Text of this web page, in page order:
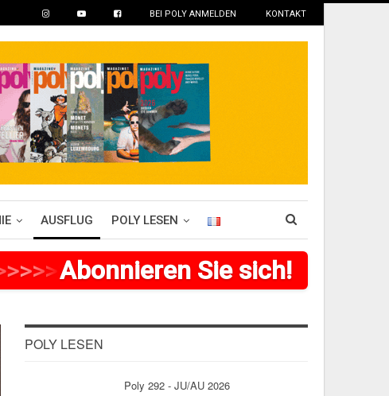
BEI POLY ANMELDEN KONTAKT
AUSFLUG POLY LESEN
>> >>>>>>>>
Abonnieren Sie sich!
POLY LESEN
Poly 292 - JU/AU 2026